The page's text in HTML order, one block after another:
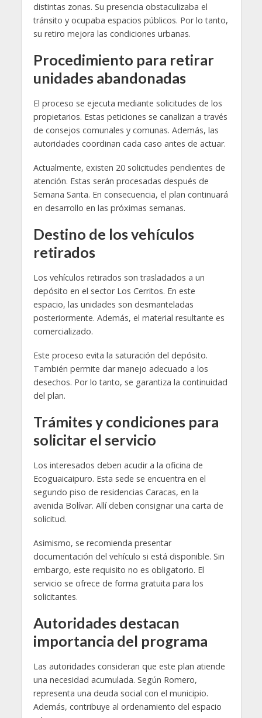
distintas zonas. Su presencia obstaculizaba el
tránsito y ocupaba espacios públicos. Por lo tanto,
su retiro mejora las condiciones urbanas.
Procedimiento para retirar
unidades abandonadas
El proceso se ejecuta mediante solicitudes de los
propietarios. Estas peticiones se canalizan a través
de consejos comunales y comunas. Además, las
autoridades coordinan cada caso antes de actuar.
Actualmente, existen 20 solicitudes pendientes de
atención. Estas serán procesadas después de
Semana Santa. En consecuencia, el plan continuará
en desarrollo en las próximas semanas.
Destino de los vehículos
retirados
Los vehículos retirados son trasladados a un
depósito en el sector Los Cerritos. En este
espacio, las unidades son desmanteladas
posteriormente. Además, el material resultante es
comercializado.
Este proceso evita la saturación del depósito.
También permite dar manejo adecuado a los
desechos. Por lo tanto, se garantiza la continuidad
del plan.
Trámites y condiciones para
solicitar el servicio
Los interesados deben acudir a la oficina de
Ecoguaicaipuro. Esta sede se encuentra en el
segundo piso de residencias Caracas, en la
avenida Bolívar. Allí deben consignar una carta de
solicitud.
Asimismo, se recomienda presentar
documentación del vehículo si está disponible. Sin
embargo, este requisito no es obligatorio. El
servicio se ofrece de forma gratuita para los
solicitantes.
Autoridades destacan
importancia del programa
Las autoridades consideran que este plan atiende
una necesidad acumulada. Según Romero,
representa una deuda social con el municipio.
Además, contribuye al ordenamiento del espacio